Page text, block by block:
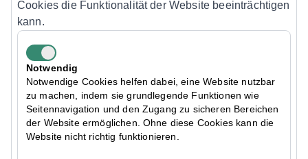
Cookies die Funktionalität der Website beeinträchtigen
kann.
Notwendig
Notwendige Cookies helfen dabei, eine Website nutzbar
zu machen, indem sie grundlegende Funktionen wie
Seitennavigation und den Zugang zu sicheren Bereichen
der Website ermöglichen. Ohne diese Cookies kann die
Website nicht richtig funktionieren.